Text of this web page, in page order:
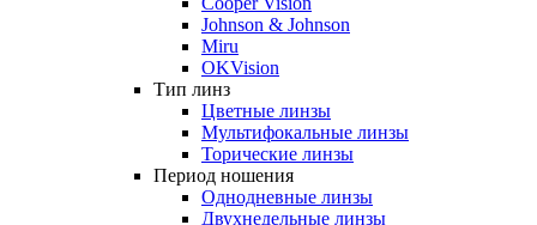
Johnson & Johnson
Miru
OKVision
Тип линз
Цветные линзы
Мультифокальные линзы
Торические линзы
Период ношения
Однодневные линзы
Двухнедельные линзы